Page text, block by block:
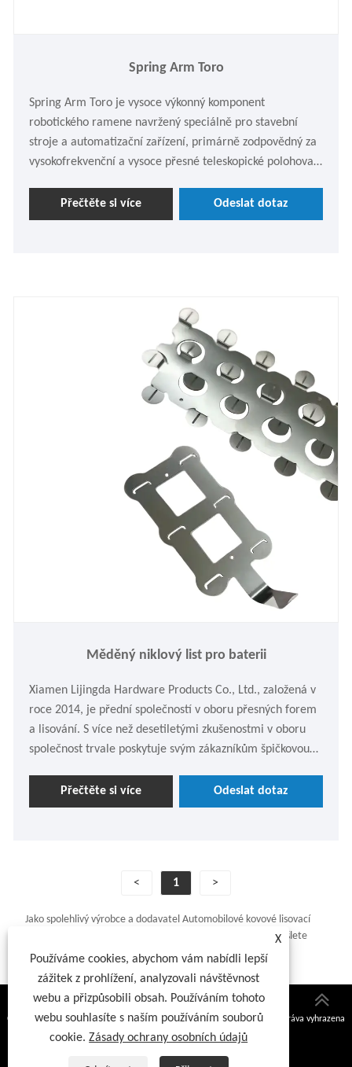
Spring Arm Toro
Spring Arm Toro je vysoce výkonný komponent
robotického ramene navržený speciálně pro stavební
stroje a automatizační zařízení, primárně zodpovědný za
vysokofrekvenční a vysoce přesné teleskopické polohovací
kombinuje vysoce pevné pružiny s mechanickou spojovací
strukturou, což zajišťuje rychlou odezvu a stabilní
Technology Co., Ltd. zavázala poskytovat zákazníkům
vysoce kvalitní přizpůsobená řešení robotických ramen.
Přečtěte si více Odeslat dotaz
Měděný niklový list pro baterii
Xiamen Lijingda Hardware Products Co., Ltd., založená v
roce 2014, je přední společností v oboru přesných forem
a lisování. S více než desetiletými zkušenostmi v oboru
společnost trvale poskytuje svým zákazníkům špičkovou
baterii, vysoce výkonný bateriový materiál, je navržen
speciálně pro konektory a konektory v různých napájecích
Přečtěte si více Odeslat dotaz
< 1 >
Jako spolehlivý výrobce a dodavatel Automobilové kovové lisovací
držáky v Číně máme vlastní možnosti a množstevní slevy. Zašlete
nám prosím cenovou nabídku!
Copyright © 2026 Xiamen Lijingda Hardware Products Co., Ltd. Všechna práva vyhrazena
| Sitemap XML
X
Používáme cookies, abychom vám nabídli lepší
zážitek z prohlížení, analyzovali návštěvnost
webu a přizpůsobili obsah. Používáním tohoto
webu souhlasíte s naším používáním souborů
cookie.Zásady ochrany osobních údajů